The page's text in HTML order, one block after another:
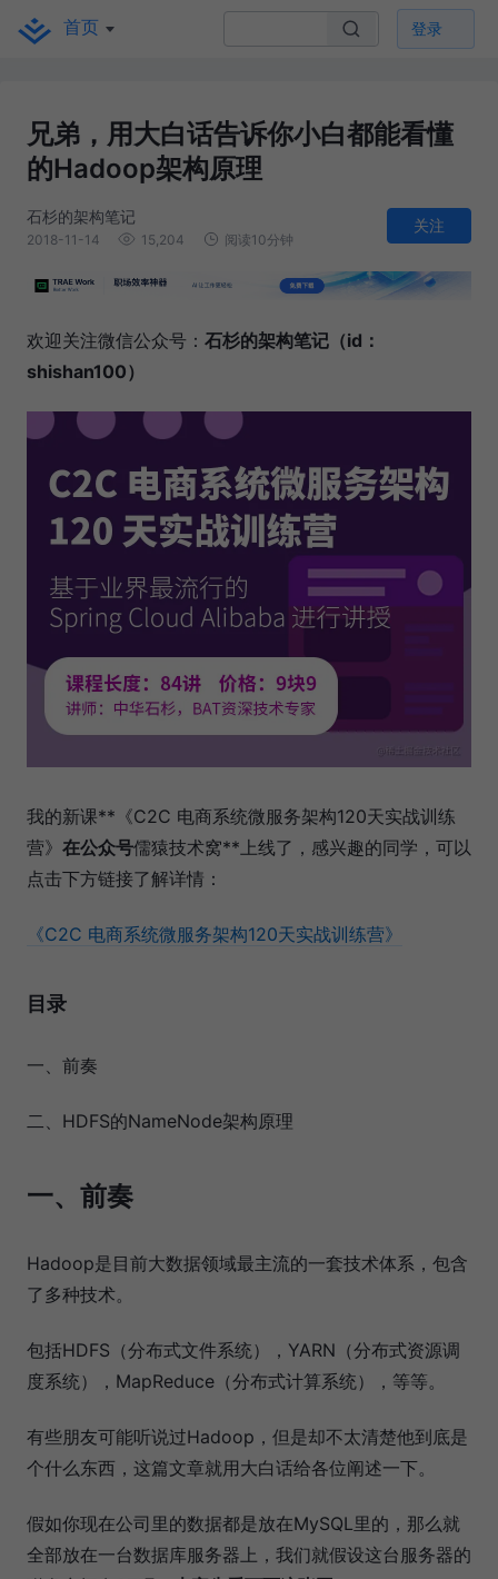
首页 登录
兄弟，用大白话告诉你小白都能看懂
的Hadoop架构原理
石杉的架构笔记
2018-11-14 15,204 阅读10分钟
关注
欢迎关注微信公众号： 石杉的架构笔记（id：
shishan100）
我的新课**《C2C 电商系统微服务架构120天实战训练
营》 在公众号儒猿技术窝**上线了，感兴趣的同学，可以
点击下方链接了解详情：
《C2C 电商系统微服务架构120天实战训练营》
目录
一、前奏
二、HDFS的NameNode架构原理
一、前奏
Hadoop是目前大数据领域最主流的一套技术体系，包含
了多种技术。
包括HDFS（分布式文件系统），YARN（分布式资源调
度系统），MapReduce（分布式计算系统），等等。
有些朋友可能听说过Hadoop，但是却不太清楚他到底是
个什么东西，这篇文章就用大白话给各位阐述一下。
假如你现在公司里的数据都是放在MySQL里的，那么就
全部放在一台数据库服务器上，我们就假设这台服务器的